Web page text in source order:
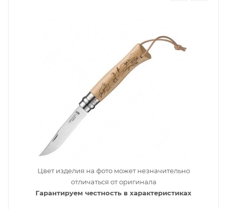
Цвет изделия на фото может незначительно
отличаться от оригинала
Гарантируем честность в характеристиках